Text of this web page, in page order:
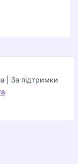
| За підтримки